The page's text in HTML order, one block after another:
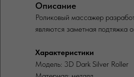
Описание
Роликовый массажер
являются заметная подтяжка
Характеристики
Модель: 3D Dark Silver Roller